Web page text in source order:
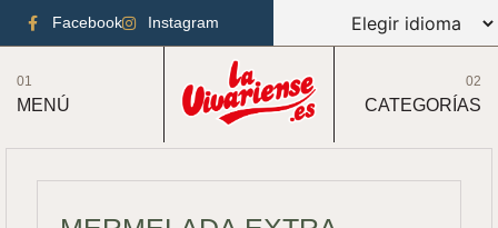
Facebook Instagram
01
MENÚ
02
CATEGORÍAS